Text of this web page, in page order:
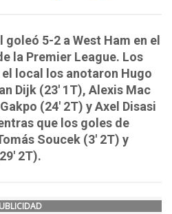
5-2 a West Ham en el
la Premier League. Los
local los anotaron Hugo
Dijk (23' 1T), Alexis Mac
(24' 2T) y Axel Disasi
que los goles de
Soucek (3' 2T) y
2T).